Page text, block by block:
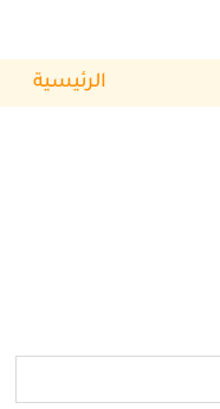
الرئيسية